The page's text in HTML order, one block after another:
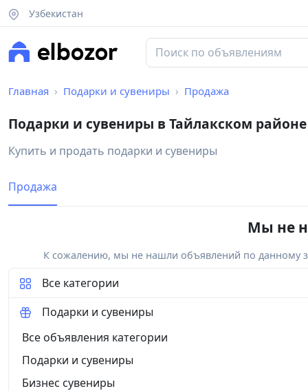
Узбекистан
Главная Подарки и сувениры Продажа
Подарки и сувениры в Тайлакском районе
Купить и продать подарки и сувениры
Продажа
Мы не
К сожалению, мы не нашли объявлений по данному
Все категории
Подарки и сувениры
Все объявления категории
Подарки и сувениры
Бизнес сувениры